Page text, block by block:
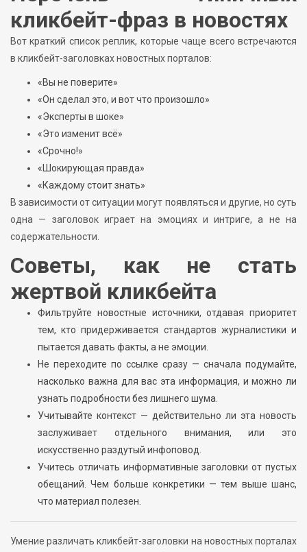
кликбейт-фраз в новостях
Вот краткий список реплик, которые чаще всего встречаются
в кликбейт-заголовках новостных порталов:
«Вы не поверите»
«Он сделал это, и вот что произошло»
«Эксперты в шоке»
«Это изменит всё»
«Срочно!»
«Шокирующая правда»
«Каждому стоит знать»
В зависимости от ситуации могут появляться и другие, но суть
одна — заголовок играет на эмоциях и интриге, а не на
содержательности.
Советы, как не стать
жертвой кликбейта
Фильтруйте новостные источники, отдавая приоритет
тем, кто придерживается стандартов журналистики и
пытается давать факты, а не эмоции.
Не переходите по ссылке сразу — сначала подумайте,
насколько важна для вас эта информация, и можно ли
узнать подробности без лишнего шума.
Учитывайте контекст — действительно ли эта новость
заслуживает отдельного внимания, или это
искусственно раздутый инфоповод.
Учитесь отличать информативные заголовки от пустых
обещаний. Чем больше конкретики — тем выше шанс,
что материал полезен.
Умение различать кликбейт-заголовки на новостных порталах